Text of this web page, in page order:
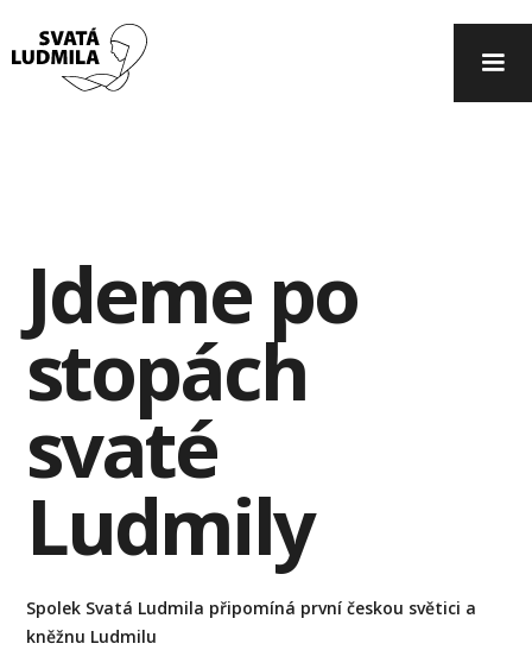
Jdeme po
stopách
svaté
Ludmily
Spolek Svatá Ludmila připomíná první českou světici a
kněžnu Ludmilu